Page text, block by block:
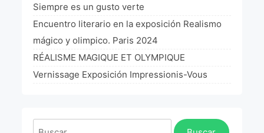
«Sincronías con sentido» Bogotá Colombia 2019
«Huellas trashumantes» New York 2018
Commissaire D’exposition
Manifiesto Ecoarte
Siempre es un gusto verte
Encuentro literario en la exposición Realismo
mágico y olimpico. Paris 2024
RÉALISME MAGIQUE ET OLYMPIQUE
Vernissage Exposición Impressionis-Vous
Buscar: